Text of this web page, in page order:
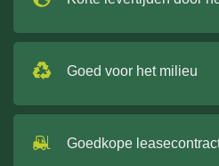
Goed voor het milieu
Goedkope